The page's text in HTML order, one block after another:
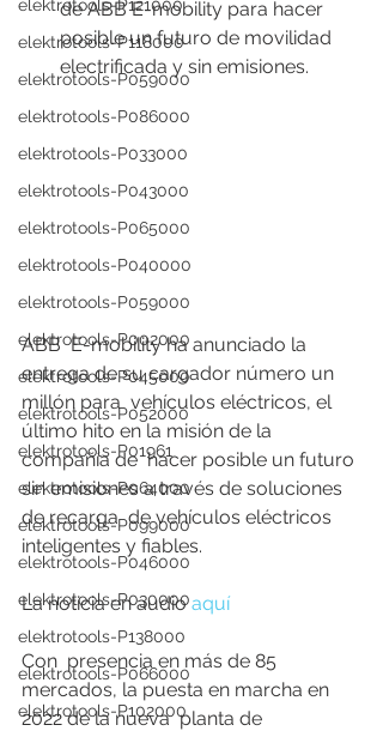
elektrotools-P121000
elektrotools-P118000
elektrotools-P059000
elektrotools-P086000
elektrotools-P033000
elektrotools-P043000
elektrotools-P065000
elektrotools-P040000
elektrotools-P059000
elektrotools-P002000
elektrotools-P045000
elektrotools-P052000
elektrotools-P01961
elektrotools-P064000
elektrotools-P099000
elektrotools-P046000
elektrotools-P030000
elektrotools-P138000
elektrotools-P066000
elektrotools-P102000
de ABB E-mobility para hacer
posible un futuro de movilidad
electrificada y sin emisiones.
ABB  E-mobility ha anunciado la
entrega de su cargador número un
millón para  vehículos eléctricos, el
último hito en la misión de la
compañía de  hacer posible un futuro
sin emisiones a través de soluciones
de recarga  de vehículos eléctricos
inteligentes y fiables.
La noticia en audio aquí
Con  presencia en más de 85
mercados, la puesta en marcha en
2022 de la nueva  planta de